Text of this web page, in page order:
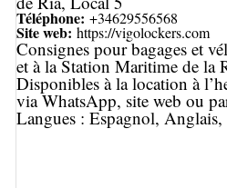
Téléphone: +34629556568
Site web: https://vigolockers.com
Consignes pour bagages et
et à la Station Maritime de la
Disponibles à la location à
via WhatsApp, site web ou
Langues : Espagnol, Anglais,